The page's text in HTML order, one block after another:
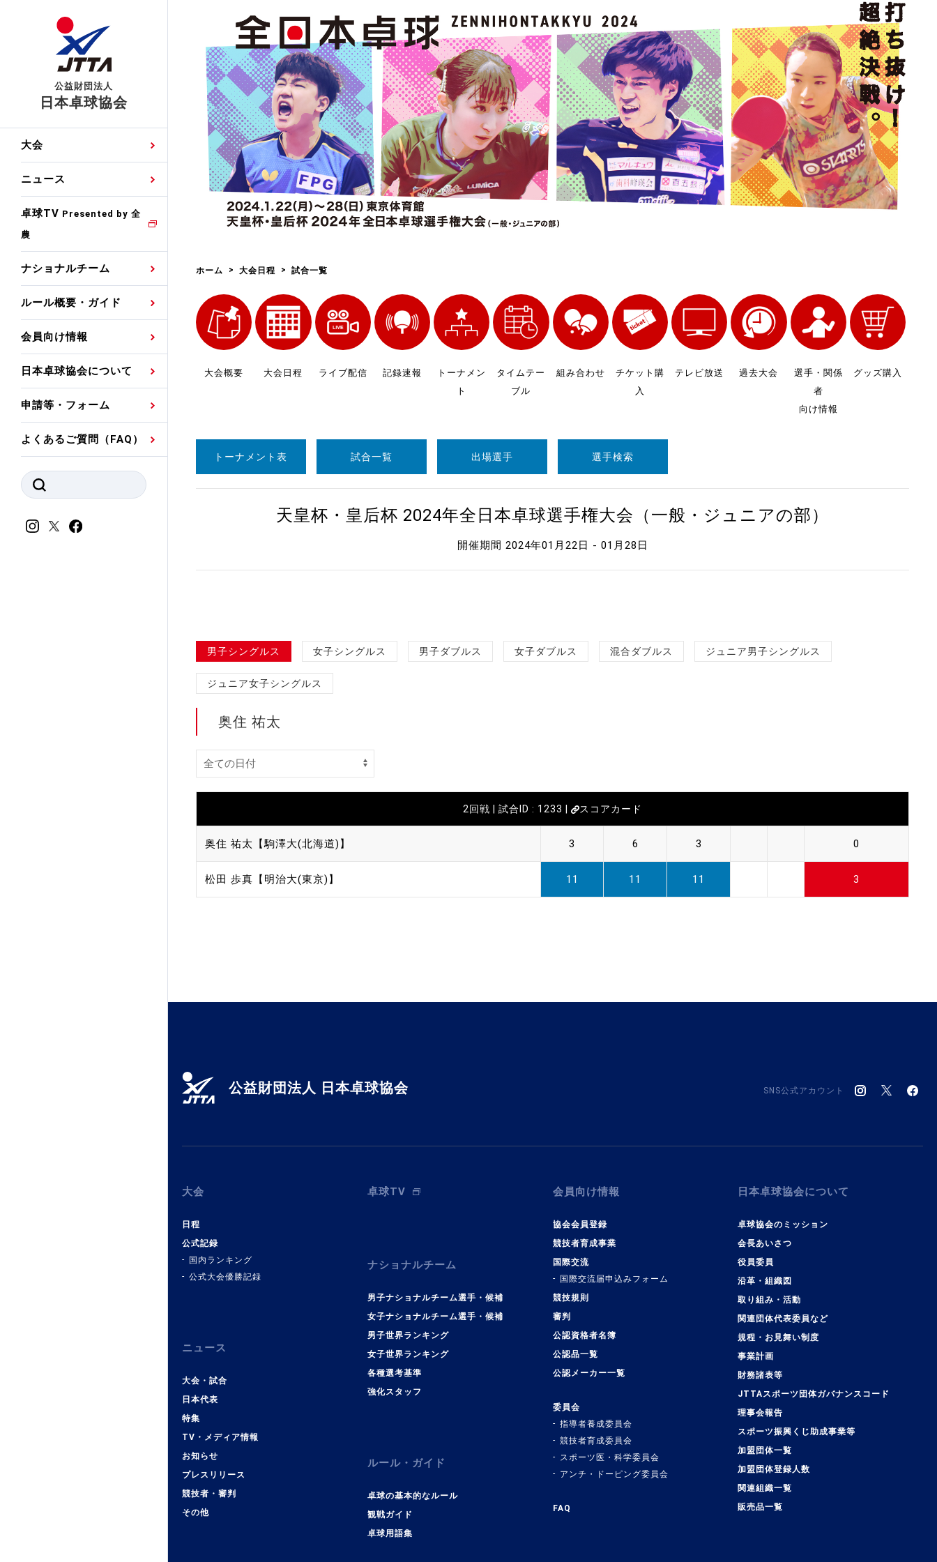
公益財団法人
日本卓球協会
大会 日程
公式記録
国内ランキング
ニュース
大会・試合
日本代表
プレスリリース
競技者(パスウェイ)・審判
卓球TV Presented by 全
農
ナショナルチーム
男子ナショナルチーム選
手・候補
女子ナショナルチーム選
手・候補
女子世界ランキング
各種選考基準
強化スタッフ
ルール概要・ガイド
卓球の基本的なルール
競技規則
観戦ガイド
会員向け情報
協会会員登録
ゼッケンについて
競技者育成事業
公認資格者名簿
公認品一覧
指導者養成委員会
競技者育成委員会
スポーツ医・科学委員会
日本卓球協会について
卓球協会のミッション
会長あいさつ
役員委員
関連団体代表委員など
規程・お見舞い制度
財務諸表等
JTTAスポーツ団体ガバナ
スポーツ振興くじ助成事業
加盟団体登録人数
関連組織一覧
販売品一覧
申請等・フォーム
国際交流届申込みフォーム
国際大会自主参加申請
競技ウエア広告申請
わせ
審判員ネームプレート制作
申込
よくあるご質問（FAQ）
ホーム 大会日程 試合一覧
大会概要 大会日程 ライブ配信 記録速報
トーナメン
ト
タイムテー
ブル
組み合わせ
チケット購
入
テレビ放送 過去大会
選手・関係
者
向け情報
グッズ購入
トーナメント表 試合一覧 出場選手 選手検索
天皇杯・皇后杯 2024年全日本卓球選手権大会（一般・ジュニアの部）
開催期間 2024年01月22日 - 01月28日
男子シングルス 女子シングルス 男子ダブルス 女子ダブルス 混合ダブルス ジュニア男子シングルス
ジュニア女子シングルス
奥住 祐太
2回戦 | 試合ID : 1233 | スコアカード
奥住 祐太【駒澤大(北海道)】 3 6 3 0
松田 歩真【明治大(東京)】 11 11 11 3
公益財団法人 日本卓球協会 SNS公式アカウント
大会
日程
公式記録
国内ランキング
公式大会優勝記録
ニュース
大会・試合
日本代表
特集
TV・メディア情報
お知らせ
プレスリリース
競技者・審判
その他
卓球TV
ナショナルチーム
男子ナショナルチーム選手・候補
女子ナショナルチーム選手・候補
男子世界ランキング
女子世界ランキング
各種選考基準
強化スタッフ
ルール・ガイド
卓球の基本的なルール
観戦ガイド
卓球用語集
会員向け情報
協会会員登録
競技者育成事業
国際交流
国際交流届申込みフォーム
競技規則
審判
公認資格者名簿
公認品一覧
公認メーカー一覧
委員会
指導者養成委員会
競技者育成委員会
スポーツ医・科学委員会
アンチ・ドーピング委員会
FAQ
日本卓球協会について
卓球協会のミッション
会長あいさつ
役員委員
沿革・組織図
取り組み・活動
関連団体代表委員など
規程・お見舞い制度
事業計画
財務諸表等
JTTAスポーツ団体ガバナンスコード
理事会報告
スポーツ振興くじ助成事業等
加盟団体一覧
加盟団体登録人数
関連組織一覧
販売品一覧